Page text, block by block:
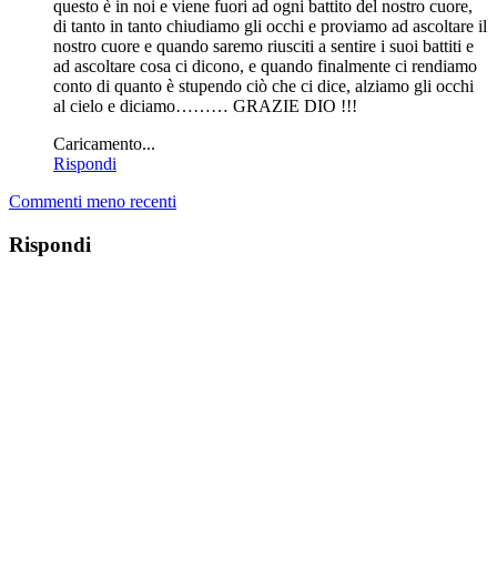
questo è in noi e viene fuori ad ogni battito del nostro cuore,
di tanto in tanto chiudiamo gli occhi e proviamo ad ascoltare il
nostro cuore e quando saremo riusciti a sentire i suoi battiti e
ad ascoltare cosa ci dicono, e quando finalmente ci rendiamo
conto di quanto è stupendo ciò che ci dice, alziamo gli occhi
al cielo e diciamo……… GRAZIE DIO !!!
Caricamento...
Rispondi
Commenti meno recenti
Rispondi